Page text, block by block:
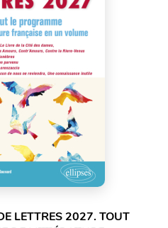
LETTRES 2027. TOUT